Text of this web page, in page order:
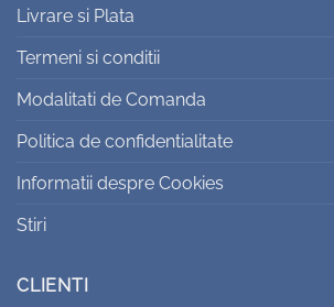
Livrare si Plata
Termeni si conditii
Modalitati de Comanda
Politica de confidentialitate
Informatii despre Cookies
Stiri
CLIENTI